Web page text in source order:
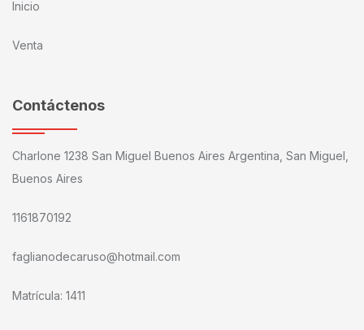
Inicio
Venta
Contáctenos
Charlone 1238 San Miguel Buenos Aires Argentina, San Miguel,
Buenos Aires
1161870192
faglianodecaruso@hotmail.com
Matrícula: 1411